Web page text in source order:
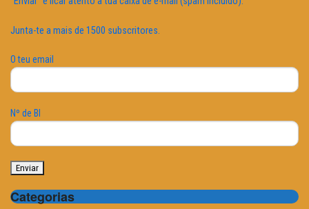
Junta-te a mais de 1500 subscritores.
O teu email
Nº de BI
Categorias